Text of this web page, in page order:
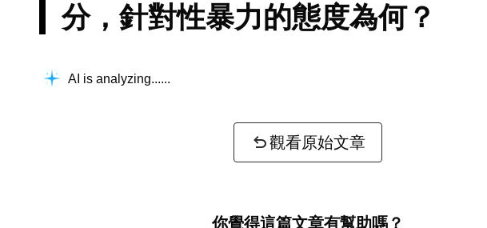
分，針對性暴力的態度為何？
AI is analyzing...
觀看原始文章
你覺得這篇文章有幫助嗎？